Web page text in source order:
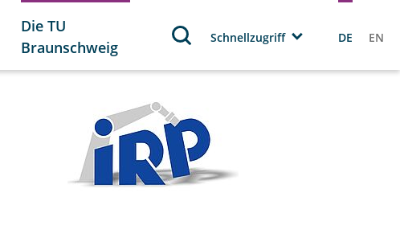
Die TU
Braunschweig
Schnellzugriff DE EN